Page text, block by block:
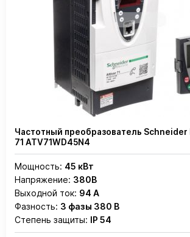
Частотный преобразователь
71 ATV71WD45N4
Мощность: 45 кВт
Напряжение: 380В
Выходной ток: 94 А
Фазность: 3 фазы 380 В
Степень защиты: IP 54